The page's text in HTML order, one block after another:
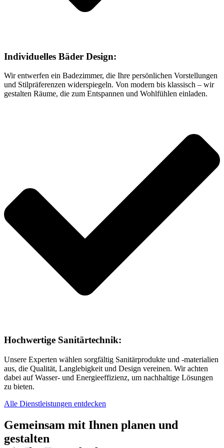
Individuelles Bäder Design:
Wir entwerfen ein Badezimmer, die Ihre persönlichen Vorstellungen
und Stilpräferenzen widerspiegeln. Von modern bis klassisch – wir
gestalten Räume, die zum Entspannen und Wohlfühlen einladen.
Hochwertige Sanitärtechnik:
Unsere Experten wählen sorgfältig Sanitärprodukte und -materialien
aus, die Qualität, Langlebigkeit und Design vereinen. Wir achten
dabei auf Wasser- und Energieeffizienz, um nachhaltige Lösungen
zu bieten.
Alle Dienstleistungen entdecken
Gemeinsam mit Ihnen planen und
gestalten